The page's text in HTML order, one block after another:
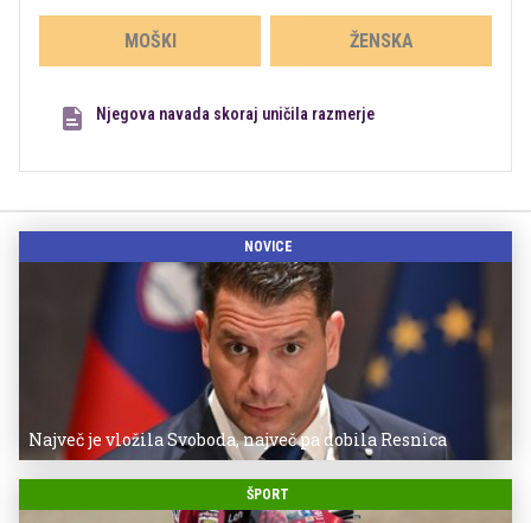
MOŠKI ŽENSKA
Njegova navada skoraj uničila razmerje
NOVICE
Največ je vložila Svoboda, največ pa dobila Resnica
ŠPORT